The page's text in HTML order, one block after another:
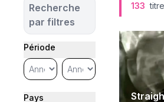
Recherche
par filtres
Période
Pays
133